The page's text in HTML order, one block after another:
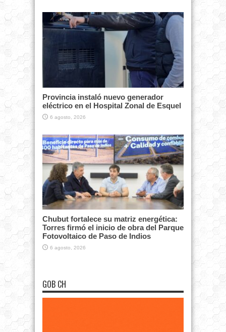
Provincia instaló nuevo generador
eléctrico en el Hospital Zonal de Esquel
6 agosto, 2026
Chubut fortalece su matriz energética:
Torres firmó el inicio de obra del Parque
Fotovoltaico de Paso de Indios
6 agosto, 2026
GOB CH